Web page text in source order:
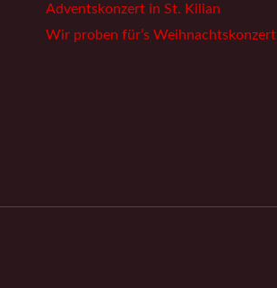
Adventskonzert in St. Kilian
Wir proben für’s Weihnachtskonzert